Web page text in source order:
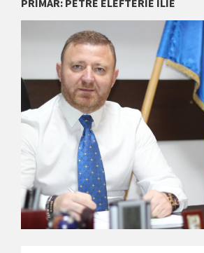
PRIMAR: PETRE ELEFTERIE ILIE